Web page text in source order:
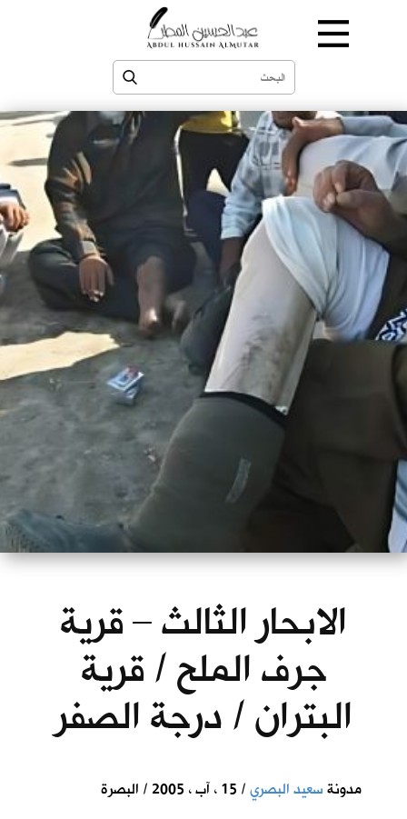
الابحار الثالث – قرية
جرف الملح / قرية
البتران / درجة الصفر
مدونةسعيد البصري/ 15 ، آب ، 2005 / البصرة